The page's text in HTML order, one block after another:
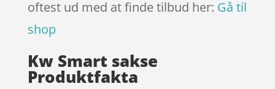
oftest ud med at finde tilbud her: Gå til
shop
Kw Smart sakse
Produktfakta